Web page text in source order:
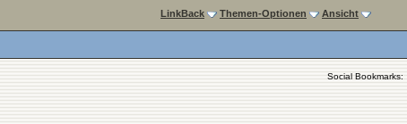
LinkBack Themen-Optionen Ansicht
Social Bookmarks: